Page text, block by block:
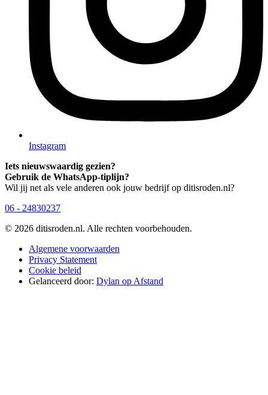
Instagram
Iets nieuwswaardig gezien?
Gebruik de WhatsApp-tiplijn?
Wil jij net als vele anderen ook jouw bedrijf op ditisroden.nl?
06 - 24830237
© 2026 ditisroden.nl. Alle rechten voorbehouden.
Algemene voorwaarden
Privacy Statement
Cookie beleid
Gelanceerd door: Dylan op Afstand